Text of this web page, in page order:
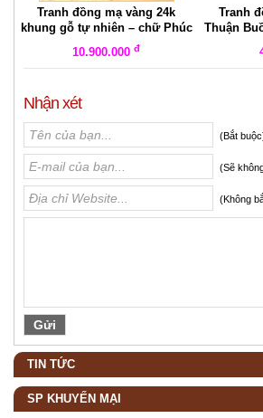
Tranh đồng mạ vàng 24k
khung gỗ tự nhiên – chữ Phúc
10.900.000 đ
Tranh
Thuận
Nhận xét
(Bắt
(Sẽ
(Không
TIN TỨC
SP KHUYẾN MẠI